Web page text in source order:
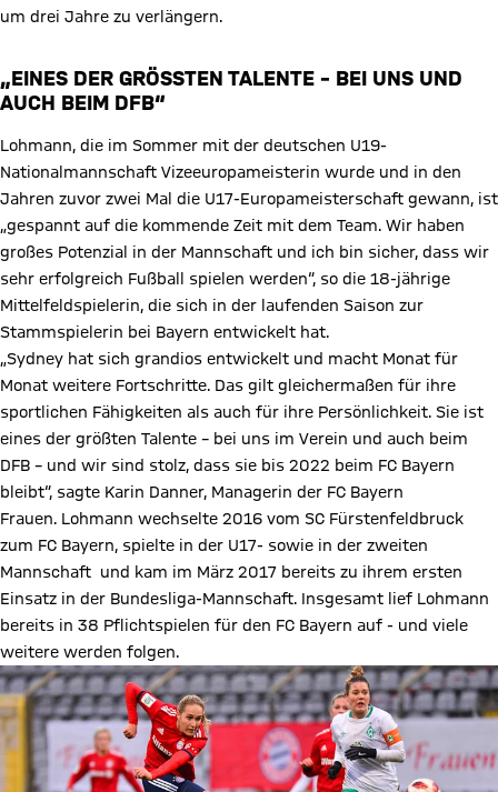
um drei Jahre zu verlängern.
„EINES DER GRÖSSTEN TALENTE – BEI UNS UND A
UCH BEIM DFB“
Lohmann, die im Sommer mit der deutschen U19-
Nationalmannschaft Vizeeuropameisterin wurde und in den
Jahren zuvor zwei Mal die U17-Europameisterschaft gewann, ist
„gespannt auf die kommende Zeit mit dem Team. Wir haben
großes Potenzial in der Mannschaft und ich bin sicher, dass wir
sehr erfolgreich Fußball spielen werden“, so die 18-jährige
Mittelfeldspielerin, die sich in der laufenden Saison zur
Stammspielerin bei Bayern entwickelt hat.
„Sydney hat sich grandios entwickelt und macht Monat für
Monat weitere Fortschritte. Das gilt gleichermaßen für ihre
sportlichen Fähigkeiten als auch für ihre Persönlichkeit. Sie ist
eines der größten Talente – bei uns im Verein und auch beim
DFB – und wir sind stolz, dass sie bis 2022 beim FC Bayern
bleibt“, sagte Karin Danner, Managerin der FC Bayern
Frauen. Lohmann wechselte 2016 vom SC Fürstenfeldbruck
zum FC Bayern, spielte in der U17- sowie in der zweiten
Mannschaft und kam im März 2017 bereits zu ihrem ersten
Einsatz in der Bundesliga-Mannschaft. Insgesamt lief Lohmann
bereits in 38 Pflichtspielen für den FC Bayern auf - und viele
weitere werden folgen.